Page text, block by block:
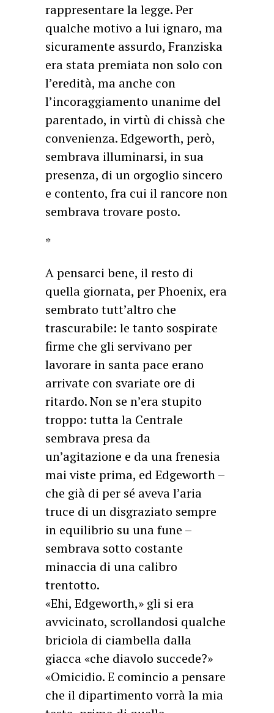
rappresentare la legge. Per
qualche motivo a lui ignaro, ma
sicuramente assurdo, Franziska
era stata premiata non solo con
l’eredità, ma anche con
l’incoraggiamento unanime del
parentado, in virtù di chissà che
convenienza. Edgeworth, però,
sembrava illuminarsi, in sua
presenza, di un orgoglio sincero
e contento, fra cui il rancore non
sembrava trovare posto.
*
A pensarci bene, il resto di
quella giornata, per Phoenix, era
sembrato tutt’altro che
trascurabile: le tanto sospirate
firme che gli servivano per
lavorare in santa pace erano
arrivate con svariate ore di
ritardo. Non se n’era stupito
troppo: tutta la Centrale
sembrava presa da
un’agitazione e da una frenesia
mai viste prima, ed Edgeworth –
che già di per sé aveva l’aria
truce di un disgraziato sempre
in equilibrio su una fune –
sembrava sotto costante
minaccia di una calibro
trentotto.
«Ehi, Edgeworth,» gli si era
avvicinato, scrollandosi qualche
briciola di ciambella dalla
giacca «che diavolo succede?»
«Omicidio. E comincio a pensare
che il dipartimento vorrà la mia